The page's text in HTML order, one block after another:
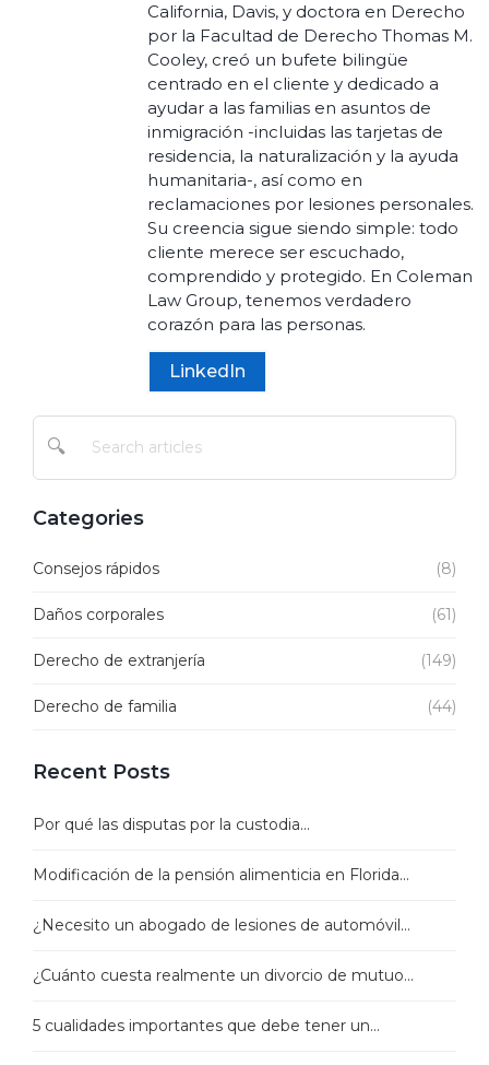
California, Davis, y doctora en Derecho
por la Facultad de Derecho Thomas M.
Cooley, creó un bufete bilingüe
centrado en el cliente y dedicado a
ayudar a las familias en asuntos de
inmigración -incluidas las tarjetas de
residencia, la naturalización y la ayuda
humanitaria-, así como en
reclamaciones por lesiones personales.
Su creencia sigue siendo simple: todo
cliente merece ser escuchado,
comprendido y protegido. En Coleman
Law Group, tenemos verdadero
corazón para las personas.
LinkedIn
🔍
Categories
Consejos rápidos (8)
Daños corporales (61)
Derecho de extranjería (149)
Derecho de familia (44)
Recent Posts
Por qué las disputas por la custodia...
Modificación de la pensión alimenticia en Florida...
¿Necesito un abogado de lesiones de automóvil...
¿Cuánto cuesta realmente un divorcio de mutuo...
5 cualidades importantes que debe tener un...